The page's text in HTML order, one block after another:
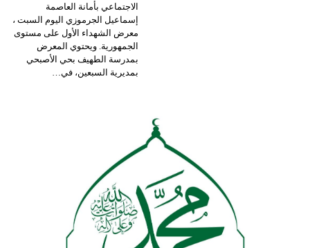
الاجتماعي بأمانة العاصمة
إسماعيل الجرموزي اليوم السبت ،
معرض الشهداء الأول على مستوى
الجمهورية. ويحتوي المعرض
بمدرسة الطهيف بحي الأصبحي
بمديرية السبعين، في…